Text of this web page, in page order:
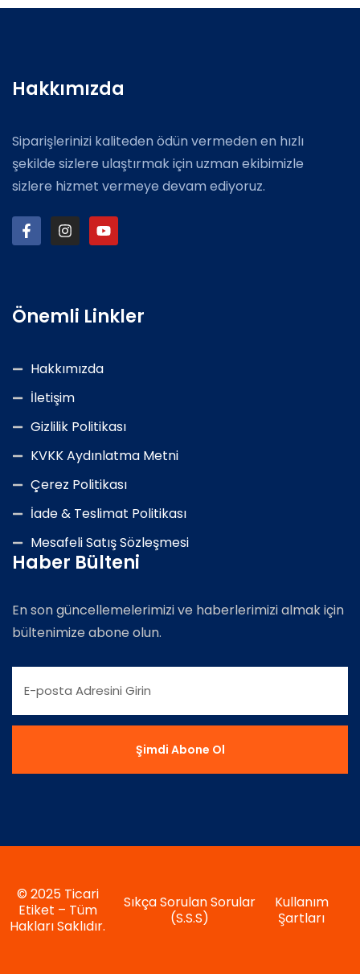
Hakkımızda
Siparişlerinizi kaliteden ödün vermeden en hızlı
şekilde sizlere ulaştırmak için uzman ekibimizle
sizlere hizmet vermeye devam ediyoruz.
Önemli Linkler
Hakkımızda
İletişim
Gizlilik Politikası
KVKK Aydınlatma Metni
Çerez Politikası
İade & Teslimat Politikası
Mesafeli Satış Sözleşmesi
Haber Bülteni
En son güncellemelerimizi ve haberlerimizi almak için
bültenimize abone olun.
© 2025 Ticari
Etiket – Tüm
Hakları Saklıdır.
Sıkça Sorulan Sorular
(S.S.S)
Kullanım
Şartları